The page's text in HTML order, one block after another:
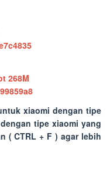
268M
xiaomi dengan tipe
tipe xiaomi yang
(CTRL + F ) agar lebih